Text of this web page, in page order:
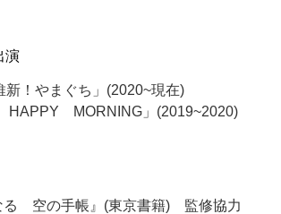
演
新！やまぐち」(2020~現在)
HAPPY MORNING」(2019~2020)
る 空の手帳』(東京書籍) 監修協力